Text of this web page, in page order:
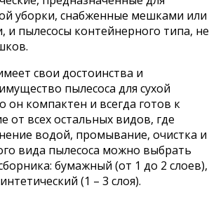
уборки, снабженные мешками или
и пылесосы контейнерного типа, не
свои достоинства и
пылесоса для сухой
он компактен и всегда готов к
от всех остальных видов, где
водой, промывание, очистка и
вида пылесоса можно выбрать
бумажный (от 1 до 2 слоев),
(1 – 3 слоя).